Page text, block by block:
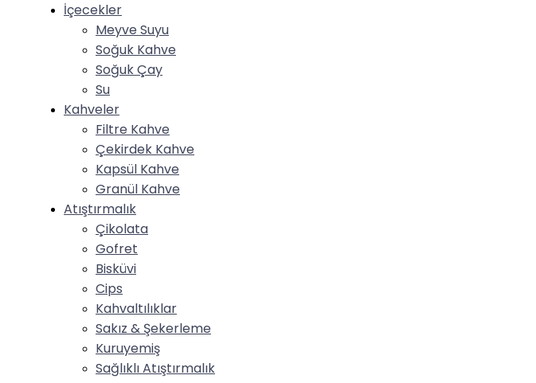
İçecekler
Meyve Suyu
Soğuk Kahve
⁠Soğuk Çay
Su
Kahveler
Filtre Kahve
Çekirdek Kahve
Kapsül Kahve
Granül Kahve
Atıştırmalık
Çikolata
Gofret
Bisküvi
Cips
Kahvaltılıklar
Sakız & Şekerleme
Kuruyemiş
Sağlıklı Atıştırmalık